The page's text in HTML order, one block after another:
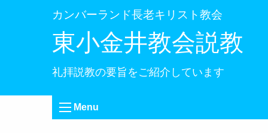
カンバーランド長老キリスト教会
東小金井教会説教
礼拝説教の要旨をご紹介しています
Menu